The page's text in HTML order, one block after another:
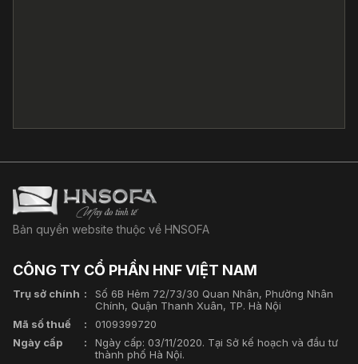
Bản quyền website thuộc về HNSOFA
CÔNG TY CỔ PHẦN HNF VIỆT NAM
Trụ sở chính
Số 6B Hẻm 72/73/30 Quan Nhân, Phường Nhân
Chính, Quận Thanh Xuân, TP. Hà Nội
Mã số thuế
0109399720
Ngày cấp
Ngày cấp: 03/11/2020. Tại Sở kế hoạch và đầu tư
thành phố Hà Nội.